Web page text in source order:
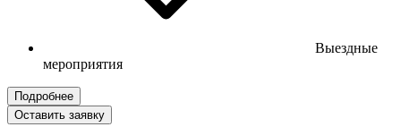
Выездные
мероприятия
Подробнее
Оставить заявку